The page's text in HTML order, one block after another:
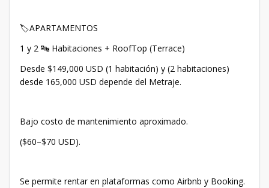
🏷️APARTAMENTOS
1 y 2 🔤 Habitaciones + RoofTop (Terrace)
Desde $149,000 USD (1 habitación) y (2 habitaciones)
desde 165,000 USD depende del Metraje.
Bajo costo de mantenimiento aproximado.
($60–$70 USD).
Se permite rentar en plataformas como Airbnb y Booking.